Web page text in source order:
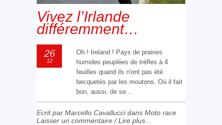
Vivez l’Irlande
différemment…
26
12
Oh ! Ireland ! Pays de prairies
humides peuplées de trèfles à 4
feuilles quand ils n'ont pas été
becquetés par les moutons. Où il fait
bon, aussi, de se...
Ecrit par Marcello Cavallucci dans Moto race
Laisser un commentaire /Lire plus...